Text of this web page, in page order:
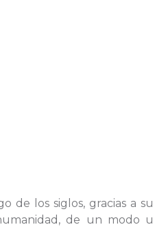
de los siglos, gracias a su
de un modo u